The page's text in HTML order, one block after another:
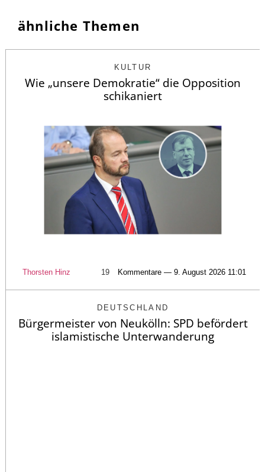
ähnliche Themen
KULTUR
Wie „unsere Demokratie“ die Opposition
schikaniert
Thorsten Hinz 19 Kommentare — 9. August 2026 11:01
DEUTSCHLAND
Bürgermeister von Neukölln: SPD befördert
islamistische Unterwanderung